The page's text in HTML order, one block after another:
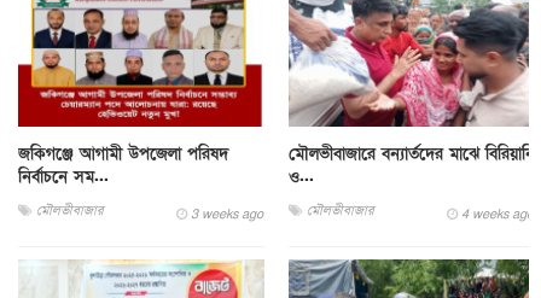
জকিগঞ্জে আগামী উপজেলা পরিষদ
নির্বাচনে সম...
মৌলভীবাজার 3 weeks ago
মৌলভীবাজারে বন্যার্তদের মাঝে বিরিয়ানি
ও...
মৌলভীবাজার 4 weeks ago